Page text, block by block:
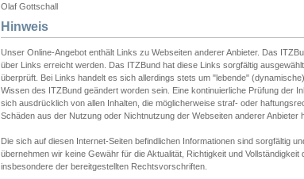
Olaf Gottschall
Hinweis
Unser Online-Angebot enthält Links zu Webseiten anderer Anbieter. Das
über Links erreicht werden. Das ITZBund hat diese Links sorgfältig
überprüft. Bei Links handelt es sich allerdings stets um "lebende"
Wissen des ITZBund geändert worden sein. Eine kontinuierliche Prüfung der
sich ausdrücklich von allen Inhalten, die möglicherweise straf- oder
Schäden aus der Nutzung oder Nichtnutzung der Webseiten anderer
Die sich auf diesen Internet-Seiten befindlichen Informationen sind sorgfältig
übernehmen wir keine Gewähr für die Aktualität, Richtigkeit und
insbesondere der bereitgestellten Rechtsvorschriften.